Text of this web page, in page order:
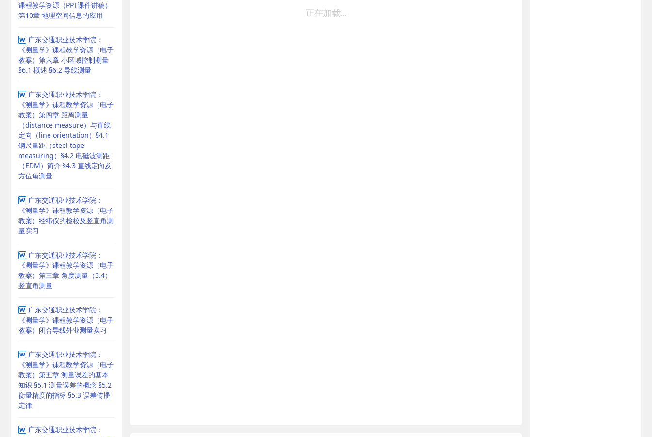
课程教学资源（PPT课件讲稿）
第10章 地理空间信息的应用
广东交通职业技术学院：
《测量学》课程教学资源（电子
教案）第六章 小区域控制测量
§6.1 概述 §6.2 导线测量
广东交通职业技术学院：
《测量学》课程教学资源（电子
教案）第四章 距离测量
（distance measure）与直线
定向（line orientation）§4.1
钢尺量距（steel tape
measuring）§4.2 电磁波测距
（EDM）简介 §4.3 直线定向及
方位角测量
广东交通职业技术学院：
《测量学》课程教学资源（电子
教案）经纬仪的检校及竖直角测
量实习
广东交通职业技术学院：
《测量学》课程教学资源（电子
教案）第三章 角度测量（3.4）
竖直角测量
广东交通职业技术学院：
《测量学》课程教学资源（电子
教案）闭合导线外业测量实习
广东交通职业技术学院：
《测量学》课程教学资源（电子
教案）第五章 测量误差的基本
知识 §5.1 测量误差的概念 §5.2
衡量精度的指标 §5.3 误差传播
定律
广东交通职业技术学院：